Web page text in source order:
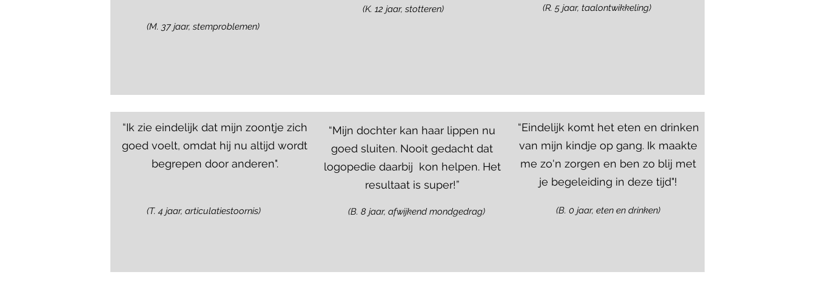
(M. 37 jaar, stemproblemen)
(R. 5 jaar, taalontwikkeling)
(K. 12 jaar, stotteren)
“Ik zie eindelijk dat mijn zoontje zich
goed voelt, omdat hij nu altijd wordt
begrepen door anderen".
(T. 4 jaar, articulatiestoornis)
“Mijn dochter kan haar lippen nu
goed sluiten. Nooit gedacht dat
logopedie daarbij kon helpen. Het
resultaat is super!”
“Eindelijk komt het eten en drinken
van mijn kindje op gang. Ik maakte
me zo'n zorgen en ben zo blij met
je begeleiding in deze tijd"!
(B. 0 jaar, eten en drinken)
(B. 8 jaar, afwijkend mondgedrag)